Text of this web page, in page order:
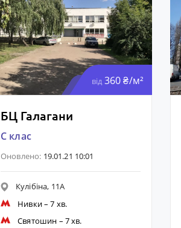
від 360 ₴/м²
БЦ Галагани
C клас
Оновлено: 19.01.21 10:01
Кулібіна, 11А
Нивки– 7 хв.
Святошин – 7 хв.